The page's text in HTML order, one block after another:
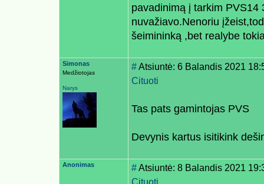
pavadinimą į tarkim
nuvažiavo.Nenoriu
šeimininką ,bet realybe
Simonas
Medžiotojas
Narys
#Atsiuntė: 6 Balandis 2021
Cituoti
Tas pats gamintojas PVS
Devynis kartus isitikink
Anonimas #Atsiuntė: 8 Balandis 2021
Cituoti